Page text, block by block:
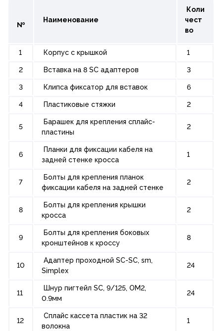
№
Наименование
Коли
чест
во
1 Корпус с крышкой 1
2 Вставка на 8 SC адаптеров 3
3 Клипса фиксатор для вставок 6
4 Пластиковые стяжки 2
5
Барашек для крепления сплайс-
пластины
2
6
Планки для фиксации кабеля на
задней стенке кросса
1
7
Болты для крепления планок
фиксации кабеля на задней стенке
2
8
Болты для крепления крышки
кросса
2
9
Болты для крепления боковых
кронштейнов к кроссу
8
10
Адаптер проходной SC-SC, sm,
Simplex
24
11
Шнур пигтейл SC, 9/125, OM2,
0.9мм
24
12
Сплайс кассета пластик на 32
волокна
1